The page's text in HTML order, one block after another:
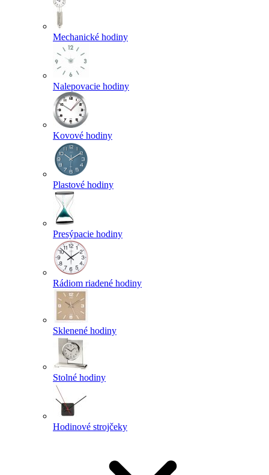
Mechanické hodiny
Nalepovacie hodiny
Kovové hodiny
Plastové hodiny
Presýpacie hodiny
Rádiom riadené hodiny
Sklenené hodiny
Stolné hodiny
Hodinové strojčeky